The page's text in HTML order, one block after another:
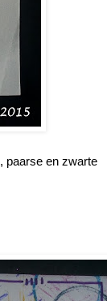
paarse en zwarte